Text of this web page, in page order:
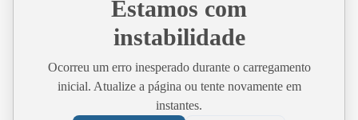
Estamos com
instabilidade
Ocorreu um erro inesperado durante o carregamento
inicial. Atualize a página ou tente novamente em
instantes.